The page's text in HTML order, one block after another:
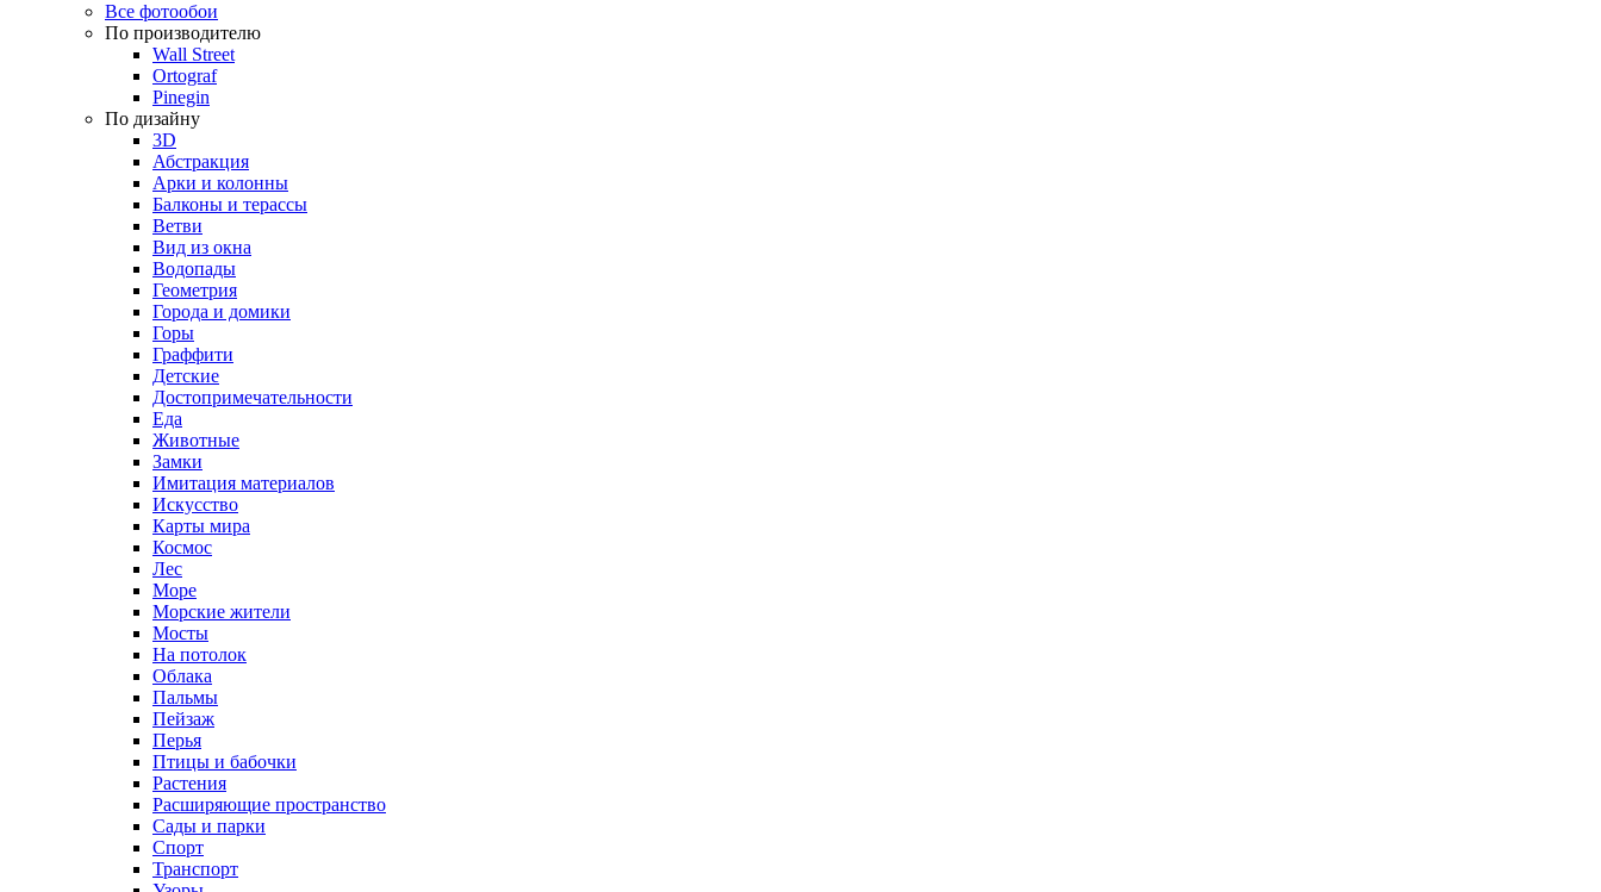
Все фотообои
По производителю
Wall Street
Ortograf
Pinegin
По дизайну
3D
Абстракция
Арки и колонны
Балконы и терассы
Ветви
Вид из окна
Водопады
Геометрия
Города и домики
Горы
Граффити
Детские
Достопримечательности
Еда
Животные
Замки
Имитация материалов
Искусство
Карты мира
Космос
Лес
Море
Морские жители
Мосты
На потолок
Облака
Пальмы
Пейзаж
Перья
Птицы и бабочки
Растения
Расширяющие пространство
Сады и парки
Спорт
Транспорт